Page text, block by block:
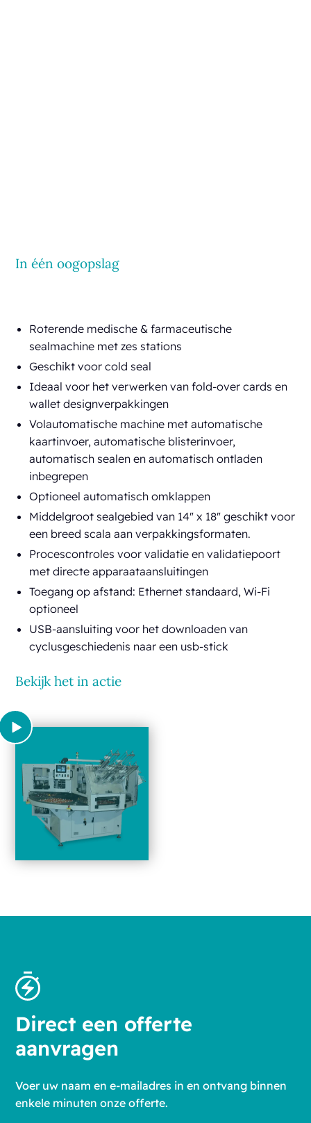
In één oogopslag
Roterende medische & farmaceutische
sealmachine met zes stations
Geschikt voor cold seal
Ideaal voor het verwerken van fold-over cards en
wallet designverpakkingen
Volautomatische machine met automatische
kaartinvoer, automatische blisterinvoer,
automatisch sealen en automatisch ontladen
inbegrepen
Optioneel automatisch omklappen
Middelgroot sealgebied van 14" x 18" geschikt voor
een breed scala aan verpakkingsformaten.
Procescontroles voor validatie en validatiepoort
met directe apparaataansluitingen
Toegang op afstand: Ethernet standaard, Wi-Fi
optioneel
USB-aansluiting voor het downloaden van
cyclusgeschiedenis naar een usb-stick
Bekijk het in actie
Direct een offerte
aanvragen
Voer uw naam en e-mailadres in en ontvang binnen
enkele minuten onze offerte.